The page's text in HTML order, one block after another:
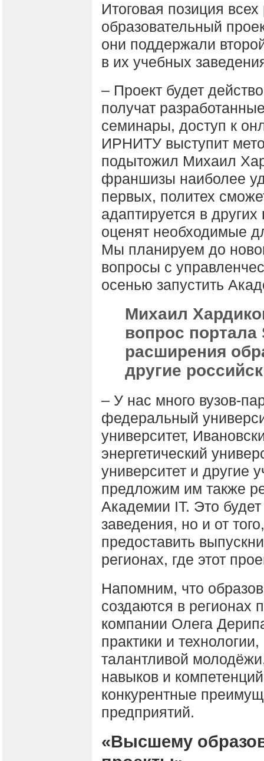
Итоговая позиция
образовательный
они поддержали
в их учебных
– Проект будет
получат
семинары, доступ к
ИРНИТУ выступит
подытожил Михаил
франшизы наиболее
первых, политех
адаптируется в
оценят необходимые
Мы планируем до
вопросы с
осенью запустить
Михаил
вопрос портала
расширения
другие
– У нас много вузов-
федеральный
университет,
энергетический
университет и другие
предложим им также
Академии IT. Это будет
заведения, но и от
предоставить
регионах, где этот
Напомним, что
создаются в регионах
компании Олега
практики и
талантливой
навыков и
конкурентные
предприятий.
«Высшему